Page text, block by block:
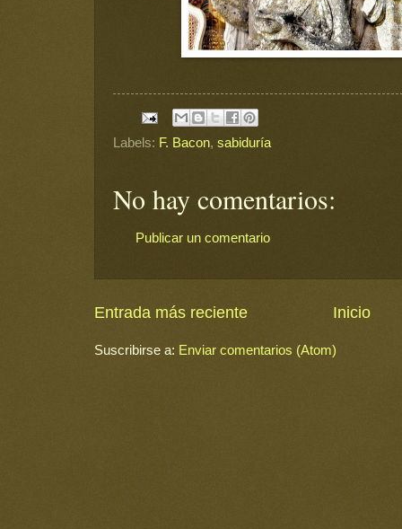
Labels: F. Bacon, sabiduría
No hay comentarios:
Publicar un comentario
Entrada más reciente Inicio
Suscribirse a: Enviar comentarios (Atom)